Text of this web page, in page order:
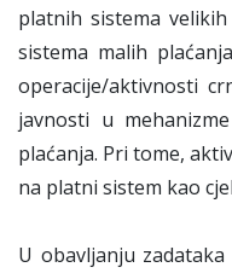
platnih sistema
sistema malih
operacije/aktivnosti
javnosti u
plaćanja. Pri tome,
na platni sistem kao
U obavljanju